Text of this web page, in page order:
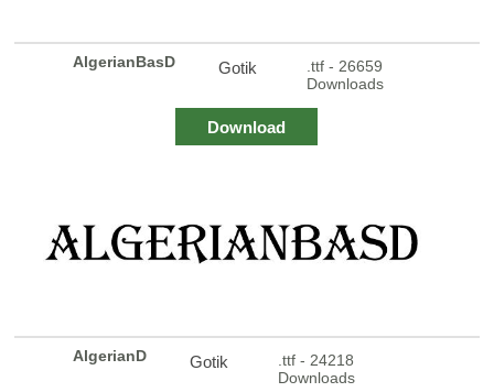
AlgerianBasD Gotik
.ttf - 26659
Downloads
Download
AlgerianD Gotik
.ttf - 24218
Downloads